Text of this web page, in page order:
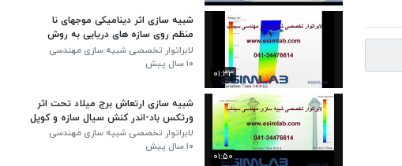
۰۱:۳۳
شبیه سازی اثر دینامیکی موجهای نا
منظم روی سازه های دریایی به روش
کوپل دو طرفه با نرم افزار اباکوس و
فلوئنت و استار سی سی ام
لابراتوار تخصصی شبیه سازی مهندسی
سیملب
۱۰ سال پیش
۰۱:۵۰
شبیه سازی ارتعاش برج میلاد تحت اثر
ورتکس باد-اندر کنش سیال سازه و کوپل
دو طرفه اباکوس استار سی سی ام
لابراتوار تخصصی شبیه سازی مهندسی
سیملب
۱۰ سال پیش